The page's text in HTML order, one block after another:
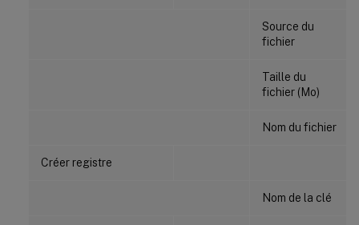
Source du
fichier
Taille du
fichier (Mo)
Nom du fichier
Créer registre
Nom de la clé